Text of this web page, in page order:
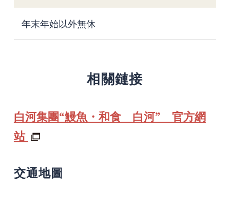
年末年始以外無休
相關鏈接
白河集團“鰻魚・和食 白河” 官方網
站
交通地圖